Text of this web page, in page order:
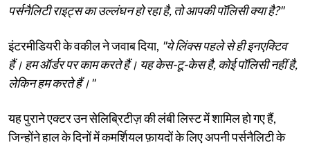
पर्सनैलिटी राइट्स का उल्लंघन हो रहा है, तो आपकी पॉलिसी क्या है?"
इंटरमीडियरी के वकील ने जवाब दिया, "ये लिंक्स पहले से ही इनएक्टिव
हैं। हम ऑर्डर पर काम करते हैं। यह केस-टू-केस है, कोई पॉलिसी नहीं है,
लेकिन हम करते हैं।"
यह पुराने एक्टर उन सेलिब्रिटीज़ की लंबी लिस्ट में शामिल हो गए हैं,
जिन्होंने हाल के दिनों में कमर्शियल फ़ायदों के लिए अपनी पर्सनैलिटी के